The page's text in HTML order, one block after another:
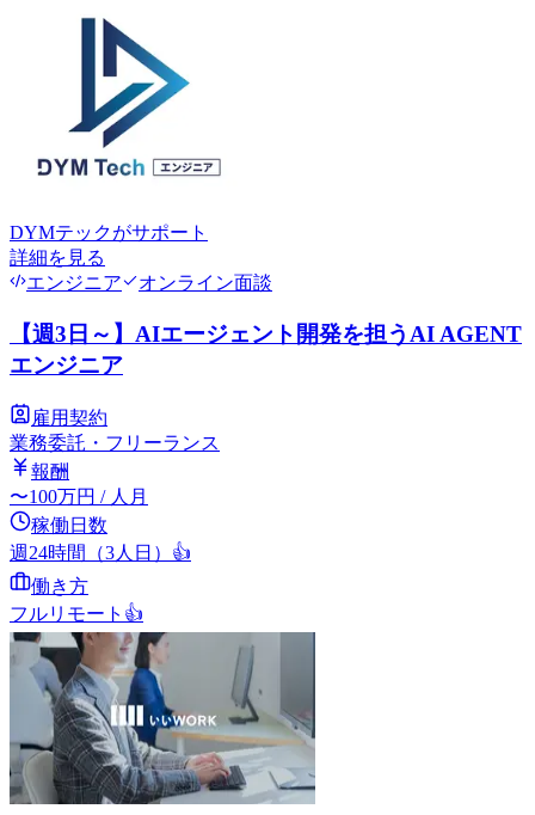
DYMテックがサポート
詳細を見る
エンジニア
オンライン面談
【週3日～】AIエージェント開発を担うAI AGENT
エンジニア
雇用契約
業務委託・フリーランス
報酬
〜100万円 / 人月
稼働日数
週24時間（3人日） 👍
働き方
フルリモート 👍